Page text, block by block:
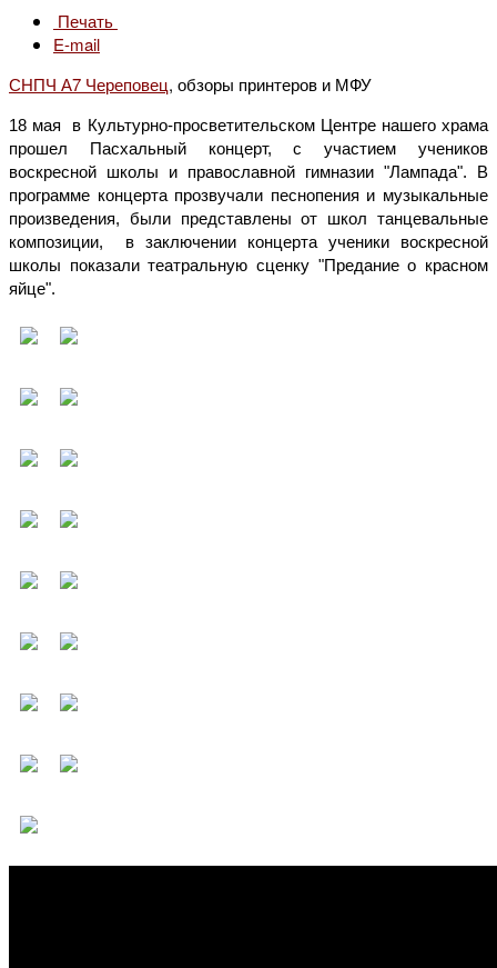
Печать
E-mail
СНПЧ А7 Череповец, обзоры принтеров и МФУ
18 мая в Культурно-просветительском Центре нашего храма
прошел Пасхальный концерт, с участием учеников
воскресной школы и православной гимназии "Лампада". В
программе концерта прозвучали песнопения и музыкальные
произведения, были представлены от школ танцевальные
композиции, в заключении концерта ученики воскресной
школы показали театральную сценку "Предание о красном
яйце".